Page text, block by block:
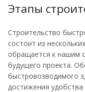
Этапы
Строительство
состоит из
обращается к нашим
будущего проекта.
быстровозводимого
достижения